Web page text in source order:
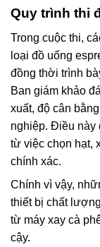
Quy trình thi
Trong cuộc thi,
loại đồ uống
đồng thời trình
Ban giám khảo
xuất, độ cân
nghiệp. Điều này
từ việc chọn hạt,
chính xác.
Chính vì vậy,
thiết bị chất
từ máy xay cà
cậy.